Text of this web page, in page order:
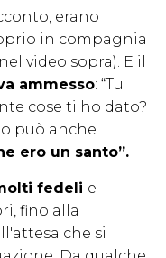
erano
in compagnia
video sopra). E il
ammesso: “Tu
cose ti ho dato?
può anche
ero un santo”.
fedeli e
fino alla
che si